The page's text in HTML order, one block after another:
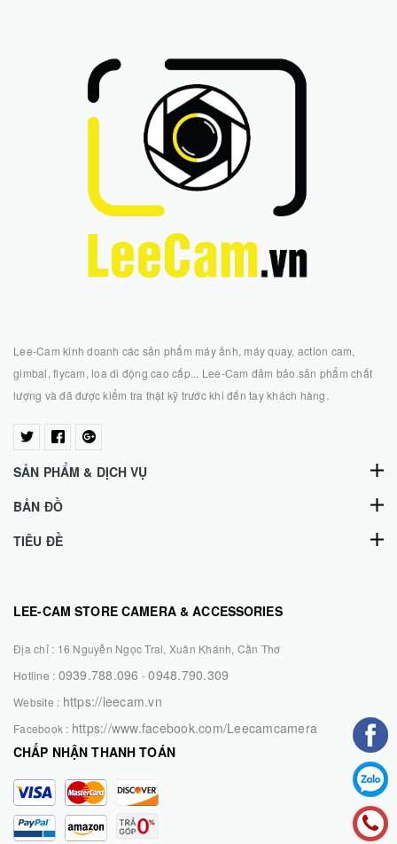
Lee-Cam kinh doanh các sản phẩm máy ảnh, máy quay, action cam,
gimbal, flycam, loa di động cao cấp... Lee-Cam đảm bảo sản phẩm chất
lượng và đã được kiểm tra thật kỹ trước khi đến tay khách hàng.
SẢN PHẨM & DỊCH VỤ
BẢN ĐỒ
TIÊU ĐỀ
LEE-CAM STORE CAMERA & ACCESSORIES
Địa chỉ : 16 Nguyễn Ngọc Trai, Xuân Khánh, Cần Thơ
Hotline : 0939.788.096 -0948.790.309
Website : https://leecam.vn
Facebook : https://www.facebook.com/Leecamcamera
CHẤP NHẬN THANH TOÁN